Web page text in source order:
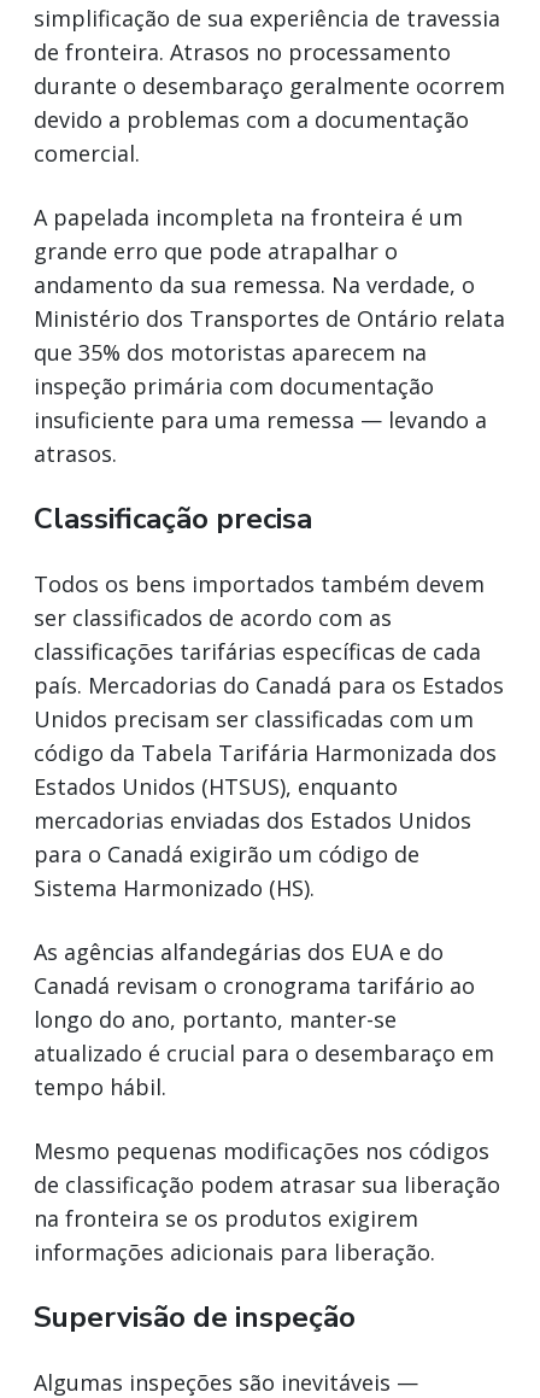
simplificação de sua experiência de travessia
de fronteira. Atrasos no processamento
durante o desembaraço geralmente ocorrem
devido a problemas com a documentação
comercial.
A papelada incompleta na fronteira é um
grande erro que pode atrapalhar o
andamento da sua remessa. Na verdade, o
Ministério dos Transportes de Ontário relata
que 35% dos motoristas aparecem na
inspeção primária com documentação
insuficiente para uma remessa — levando a
atrasos.
Classificação precisa
Todos os bens importados também devem
ser classificados de acordo com as
classificações tarifárias específicas de cada
país. Mercadorias do Canadá para os Estados
Unidos precisam ser classificadas com um
código da Tabela Tarifária Harmonizada dos
Estados Unidos (HTSUS), enquanto
mercadorias enviadas dos Estados Unidos
para o Canadá exigirão um código de
Sistema Harmonizado (HS).
As agências alfandegárias dos EUA e do
Canadá revisam o cronograma tarifário ao
longo do ano, portanto, manter-se
atualizado é crucial para o desembaraço em
tempo hábil.
Mesmo pequenas modificações nos códigos
de classificação podem atrasar sua liberação
na fronteira se os produtos exigirem
informações adicionais para liberação.
Supervisão de inspeção
Algumas inspeções são inevitáveis —